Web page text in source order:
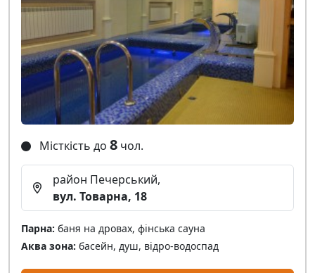
Місткість до 8 чол.
район Печерський,
вул. Товарна, 18
Парна: баня на дровах, фінська сауна
Аква зона: басейн, душ, відро-водоспад